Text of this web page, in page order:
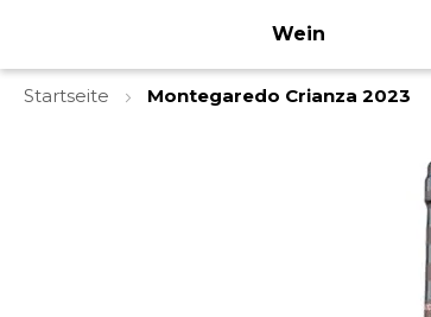
Wein
Startseite
Montegaredo Crianza 2023